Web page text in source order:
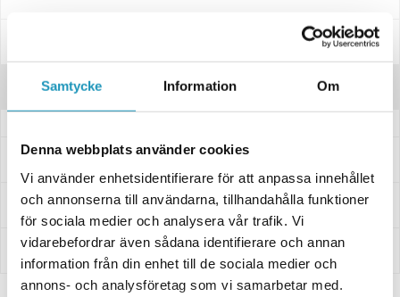
Samtycke Information Om
Denna webbplats använder cookies
Vi använder enhetsidentifierare för att anpassa innehållet
och annonserna till användarna, tillhandahålla funktioner
för sociala medier och analysera vår trafik. Vi
vidarebefordrar även sådana identifierare och annan
information från din enhet till de sociala medier och
annons- och analysföretag som vi samarbetar med.
Anmeldelser
Spørsmål og svar
Levering og retur
Innbetaling